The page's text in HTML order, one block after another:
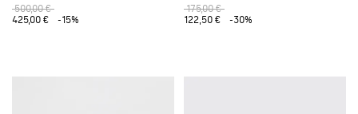
500,00 €
425,00 €
-15%
175,00 €
122,50 €
-30%